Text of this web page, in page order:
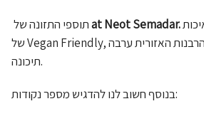
at Neot Semadar.
של Vegan Friendly, לתוספים כשרות של הרבנות האזורית ערבה
תיכונה.
בנוסף חשוב לנו להדגיש מספר נקודות: